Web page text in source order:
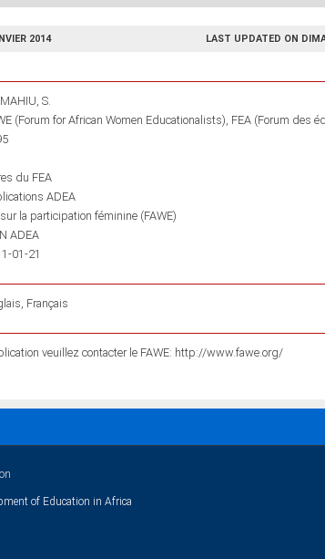
2014 LAST UPDATED ON
S.
(Forum for African Women Educationalists) FEA (Forum des
du FEA
ADEA
la participation féminine (FAWE)
ADEA
01-21
Français
veuillez contacter le FAWE: http://www.fawe.org/
of Education in Africa